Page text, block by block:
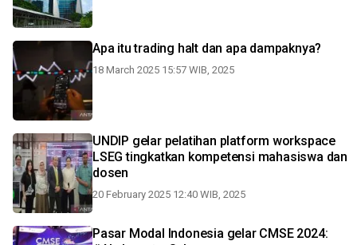
Apa itu trading halt dan apa dampaknya?
18 March 2025 15:57 WIB, 2025
UNDIP gelar pelatihan platform workspace
LSEG tingkatkan kompetensi mahasiswa dan
dosen
20 February 2025 12:40 WIB, 2025
Pasar Modal Indonesia gelar CMSE 2024: